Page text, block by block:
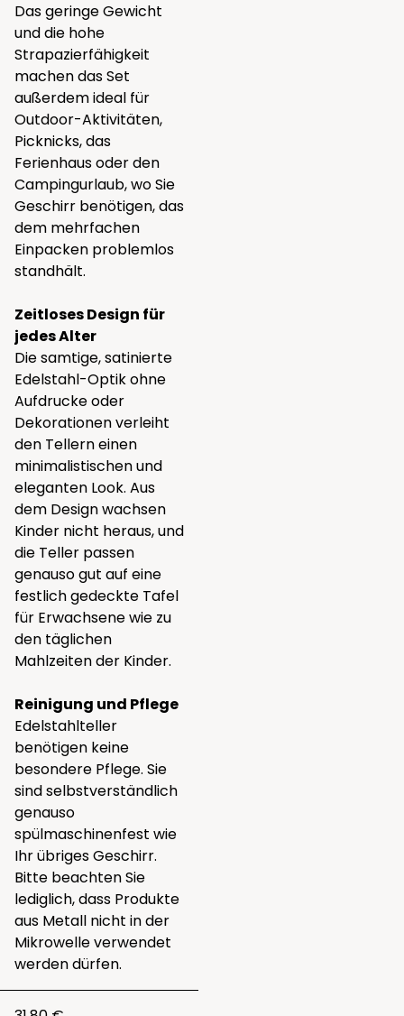
Das geringe Gewicht
und die hohe
Strapazierfähigkeit
machen das Set
außerdem ideal für
Outdoor-Aktivitäten,
Picknicks, das
Ferienhaus oder den
Campingurlaub, wo Sie
Geschirr benötigen, das
dem mehrfachen
Einpacken problemlos
standhält.
Zeitloses Design für
jedes Alter
Die samtige, satinierte
Edelstahl-Optik ohne
Aufdrucke oder
Dekorationen verleiht
den Tellern einen
minimalistischen und
eleganten Look. Aus
dem Design wachsen
Kinder nicht heraus, und
die Teller passen
genauso gut auf eine
festlich gedeckte Tafel
für Erwachsene wie zu
den täglichen
Mahlzeiten der Kinder.
Reinigung und Pflege
Edelstahlteller
benötigen keine
besondere Pflege. Sie
sind selbstverständlich
genauso
spülmaschinenfest wie
Ihr übriges Geschirr.
Bitte beachten Sie
lediglich, dass Produkte
aus Metall nicht in der
Mikrowelle verwendet
werden dürfen.